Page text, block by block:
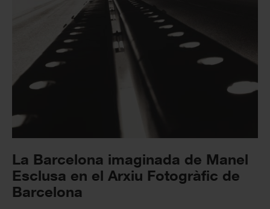
La Barcelona imaginada de Manel
Esclusa en el Arxiu Fotogràfic de
Barcelona